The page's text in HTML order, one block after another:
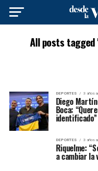
All posts tagged
DEPORTES 3 años
Diego
Boca:
identificado”
DEPORTES 3 años
Riquelme:
a cambiar la